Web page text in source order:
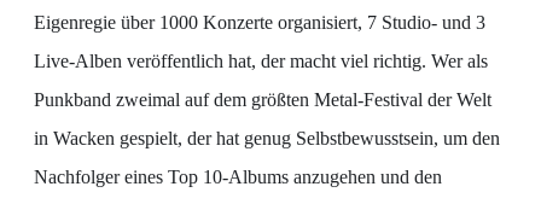
Eigenregie über 1000 Konzerte organisiert, 7 Studio- und 3
Live-Alben veröffentlich hat, der macht viel richtig. Wer als
Punkband zweimal auf dem größten Metal-Festival der Welt
in Wacken gespielt, der hat genug Selbstbewusstsein, um den
Nachfolger eines Top 10-Albums anzugehen und den